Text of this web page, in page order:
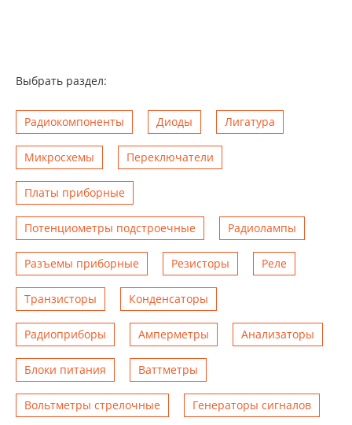
Выбрать раздел:
Радиокомпоненты Диоды Лигатура
Микросхемы Переключатели
Платы приборные
Потенциометры подстроечные Радиолампы
Разъемы приборные Резисторы Реле
Транзисторы Конденсаторы
Радиоприборы Амперметры Анализаторы
Блоки питания Ваттметры
Вольтметры стрелочные Генераторы сигналов